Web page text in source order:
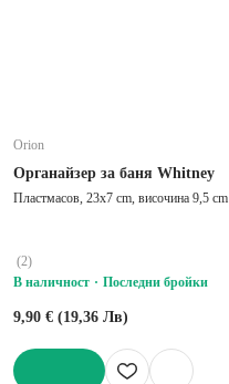
Orion
Органайзер за баня Whitney
Пластмасов, 23x7 cm, височина 9,5 cm
(2)
В наличност
Последни бройки
9,90 € (19,36 Лв)